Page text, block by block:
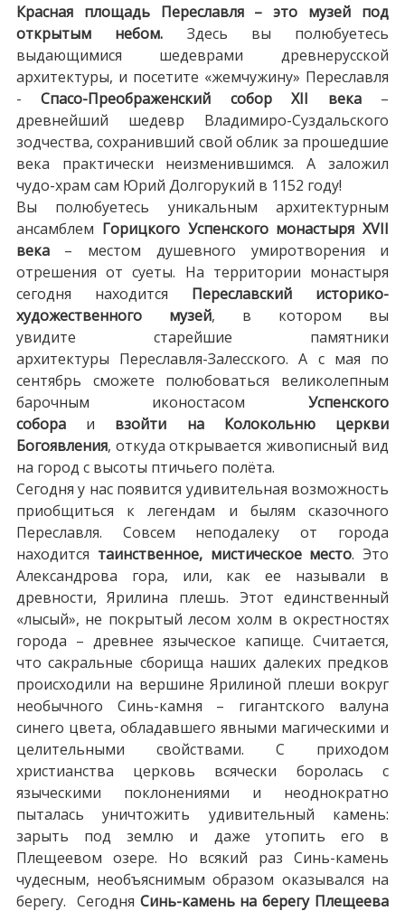
Красная площадь Переславля – это музей под
открытым небом. Здесь вы полюбуетесь
выдающимися шедеврами древнерусской
архитектуры, и посетите «жемчужину» Переславля
-Спасо-Преображенский собор XII века–
древнейший шедевр Владимиро-Суздальского
зодчества, сохранивший свой облик за прошедшие
века практически неизменившимся. А заложил
чудо-храм сам Юрий Долгорукий в 1152 году!
Вы полюбуетесь уникальным архитектурным
ансамблем Горицкого Успенского монастыря XVII
века– местом душевного умиротворения и
отрешения от суеты. На территории монастыря
сегодня находится Переславский историко-
художественного музей, в котором вы
увидите старейшие памятники
архитектуры Переславля-Залесского. А с мая по
сентябрь сможете полюбоваться великолепным
барочным иконостасомУспенского
собораи взойти на Колокольню церкви
Богоявления, откуда открывается живописный вид
на город с высоты птичьего полёта.
Сегодня у нас появится удивительная возможность
приобщиться к легендам и былям сказочного
Переславля. Совсем неподалеку от города
находится таинственное, мистическое место. Это
Александрова гора, или, как ее называли в
древности, Ярилина плешь. Этот единственный
«лысый», не покрытый лесом холм в окрестностях
города – древнее языческое капище. Считается,
что сакральные сборища наших далеких предков
происходили на вершине Ярилиной плеши вокруг
необычного Синь-камня – гигантского валуна
синего цвета, обладавшего явными магическими и
целительными свойствами. С приходом
христианства церковь всячески боролась с
языческими поклонениями и неоднократно
пыталась уничтожить удивительный камень:
зарыть под землю и даже утопить его в
Плещеевом озере. Но всякий раз Синь-камень
чудесным, необъяснимым образом оказывался на
берегу. Сегодня Синь-камень на берегу Плещеева